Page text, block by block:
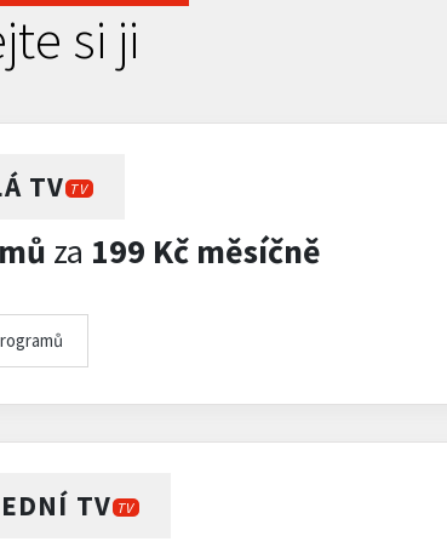
si ji
TV TV
za 199 Kč měsíčně
TV TV